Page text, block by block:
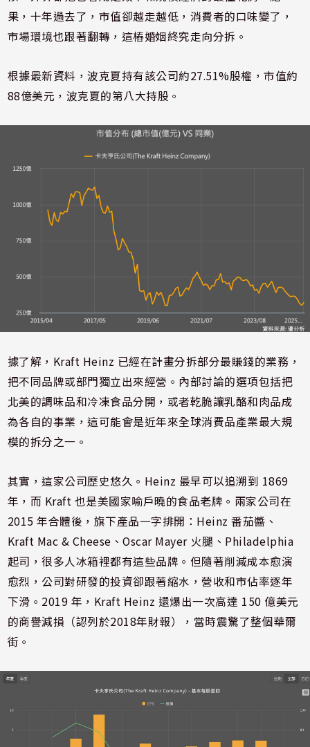
果，十年過去了，市值卻越走越低，消費者的口味變了，
市場環境也跟著翻轉，這樁婚姻終究走向分拆。
根據最新資料，波克夏持有該公司約27.51%股權，市值約
88億美元，波克夏的第八大持股。
據了解，Kraft Heinz 已經在計畫分拆部分最賺錢的業務，
把不同品牌或部門獨立出來經營。內部討論的選項包括把
北美的調味品和冷凍食品分開，或者乾脆讓乳酪和肉品成
為各自的事業，這可能會是近年來全球消費品產業最大規
模的拆分之一。
其實，這家公司歷史悠久。Heinz 最早可以追溯到 1869
年，而 Kraft 也是美國家喻戶曉的食品老牌。兩家公司在
2015 年合體後，旗下產品一字排開：Heinz 番茄醬、
Kraft Mac & Cheese、Oscar Mayer 火腿、Philadelphia
起司，很多人冰箱裡都有這些品牌。但隨著削減成本愈演
愈烈，公司對研發的投資卻跟著縮水，營收和市佔率逐年
下滑。2019 年，Kraft Heinz 還爆出一次高達 150 億美元
的商譽減損（認列於2018年財報），當時震驚了整個華爾
街。